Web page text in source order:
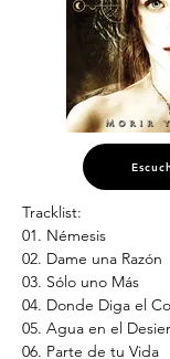
Tracklist:
01. Némesis
02. Dame una Razón
03. Sólo uno Más
04. Donde Diga el
05. Agua en el
06. Parte de tu Vida